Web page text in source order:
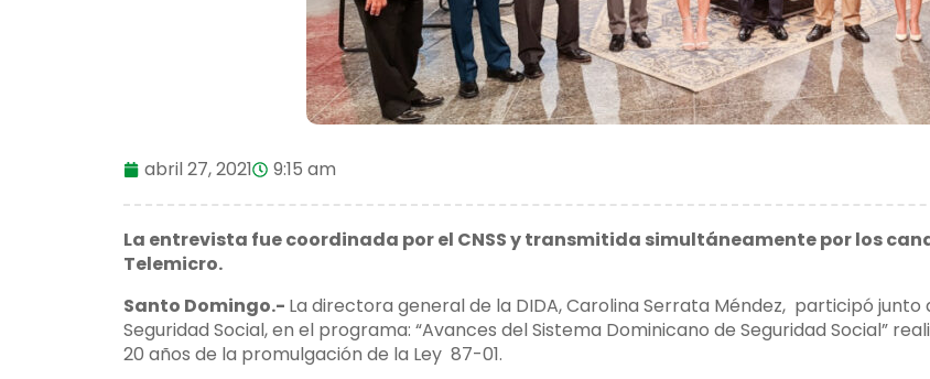
abril 27, 2021 9:15 am
La entrevista fue coordinada por el CNSS y transmitida simultáneamente por los
Telemicro.
Santo Domingo.- La directora general de la DIDA, Carolina Serrata Méndez, participó
Seguridad Social, en el programa: “Avances del Sistema Dominicano de Seguridad Social”
20 años de la promulgación de la Ley 87-01.